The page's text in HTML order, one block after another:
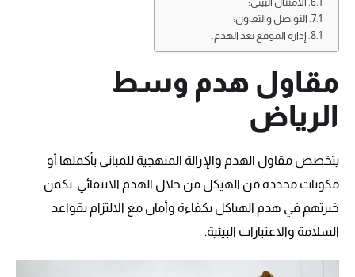
التواصل والتعاون:
إدارة الموقع بعد الهدم:
مقاول هدم وسط
الرياض
يتخصص مقاول الهدم والإزالة المنهجية للمباني بأكملها أو
مكونات محددة من الهيكل من خلال الهدم الانتقائي. تكمن
خبرتهم في هدم الهياكل بكفاءة وأمان مع الالتزام بقواعد
السلامة والاعتبارات البيئية.